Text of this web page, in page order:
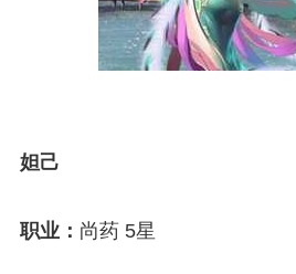
妲己
职业： 尚药 5星